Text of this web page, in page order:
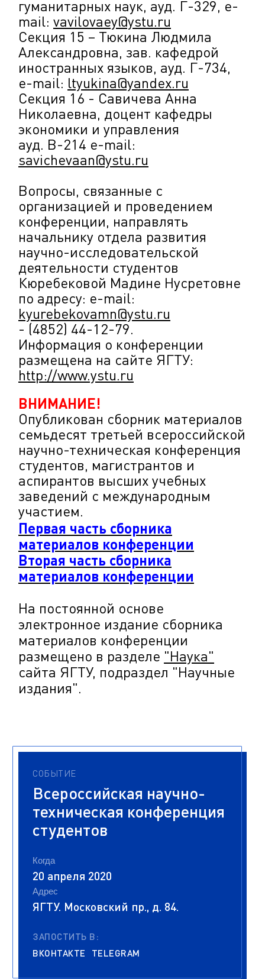
гуманитарных наук, ауд. Г-329, e-
mail: vavilovaey@ystu.ru
Секция 15 – Тюкина Людмила
Александровна, зав. кафедрой
иностранных языков, ауд. Г-734,
e-mail: ltyukina@yandex.ru
Секция 16 - Савичева Анна
Николаевна, доцент кафедры
экономики и управления
ауд. В-214 e-mail:
savichevaan@ystu.ru
Вопросы, связанные с
организацией и проведением
конференции, направлять
начальнику отдела развития
научно-исследовательской
деятельности студентов
Кюребековой Мадине Нусретовне
по адресу: e-mail:
kyurebekovamn@ystu.ru
- (4852) 44-12-79.
Информация о конференции
размещена на сайте ЯГТУ:
http://www.ystu.ru
ВНИМАНИЕ!
Опубликован сборник материалов
семьдесят третьей всероссийской
научно-техническая конференция
студентов, магистрантов и
аспирантов высших учебных
заведений с международным
участием.
Первая часть сборника
материалов конференции
Вторая часть сборника
материалов конференции
На постоянной основе
электронное издание сборника
материалов конференции
размещено в разделе "Наука"
сайта ЯГТУ, подраздел "Научные
издания".
СОБЫТИЕ
Всероссийская научно-
техническая конференция
студентов
Когда
20 апреля 2020
Адрес
ЯГТУ. Московский пр., д. 84.
ЗАПОСТИТЬ В:
ВКОНТАКТЕ
TELEGRAM